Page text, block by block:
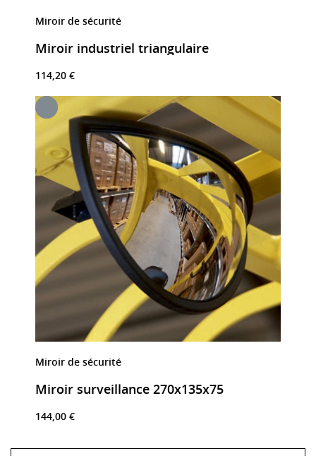
Miroir de sécurité
Miroir industriel triangulaire
114,20 €
Miroir de sécurité
Miroir surveillance 270x135x75
144,00 €